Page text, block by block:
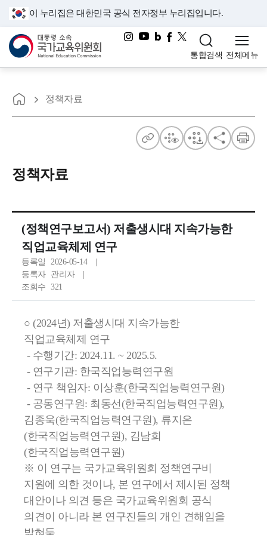
이 누리집은 대한민국 공식 전자정부 누리집입니다.
대통령소속 국가교육위원회
통합검색 전체메뉴
위
의
법
자
료
정
자
전
정
보
공
표
등
으로
정책자료
주
점
기
점
운
공
인
정책자료
(정책연구보고서) 저출생시대 지속가능한
직업교육체제 연구
등록일
2026-05-14
등록자
관리자
조회수 321
○ (2024년) 저출생시대 지속가능한
직업교육체제 연구
- 수행기간: 2024.11. ~ 2025.5.
- 연구기관: 한국직업능력연구원
- 연구 책임자: 이상훈(한국직업능력연구원)
- 공동연구원: 최동선(한국직업능력연구원),
김종욱(한국직업능력연구원), 류지은
(한국직업능력연구원), 김남희
(한국직업능력연구원)
※ 이 연구는 국가교육위원회 정책연구비
지원에 의한 것이나, 본 연구에서 제시된 정책
대안이나 의견 등은 국가교육위원회 공식
의견이 아니라 본 연구진들의 개인 견해임을